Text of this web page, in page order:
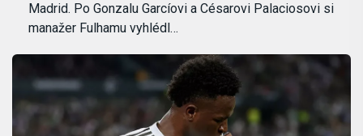
Madrid. Po Gonzalu Garcíovi a Césarovi Palaciosovi si
manažer Fulhamu vyhlédl…